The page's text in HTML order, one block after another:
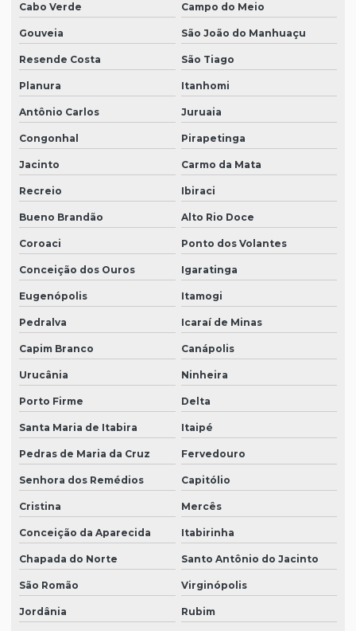
Cabo Verde Campo do Meio
Gouveia São João do Manhuaçu
Resende Costa São Tiago
Planura Itanhomi
Antônio Carlos Juruaia
Congonhal Pirapetinga
Jacinto Carmo da Mata
Recreio Ibiraci
Bueno Brandão Alto Rio Doce
Coroaci Ponto dos Volantes
Conceição dos Ouros Igaratinga
Eugenópolis Itamogi
Pedralva Icaraí de Minas
Capim Branco Canápolis
Urucânia Ninheira
Porto Firme Delta
Santa Maria de Itabira Itaipé
Pedras de Maria da Cruz Fervedouro
Senhora dos Remédios Capitólio
Cristina Mercês
Conceição da Aparecida Itabirinha
Chapada do Norte Santo Antônio do Jacinto
São Romão Virginópolis
Jordânia Rubim